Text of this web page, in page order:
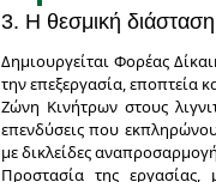
3. Η θεσμική διάσταση
Δημιουργείται Φορέας
την επεξεργασία, εποπτεία
Ζώνη Κινήτρων στους
επενδύσεις που
με δικλείδες
Προστασία της